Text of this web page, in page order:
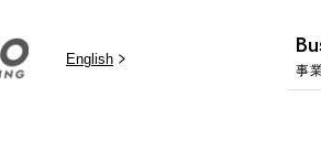
English
事